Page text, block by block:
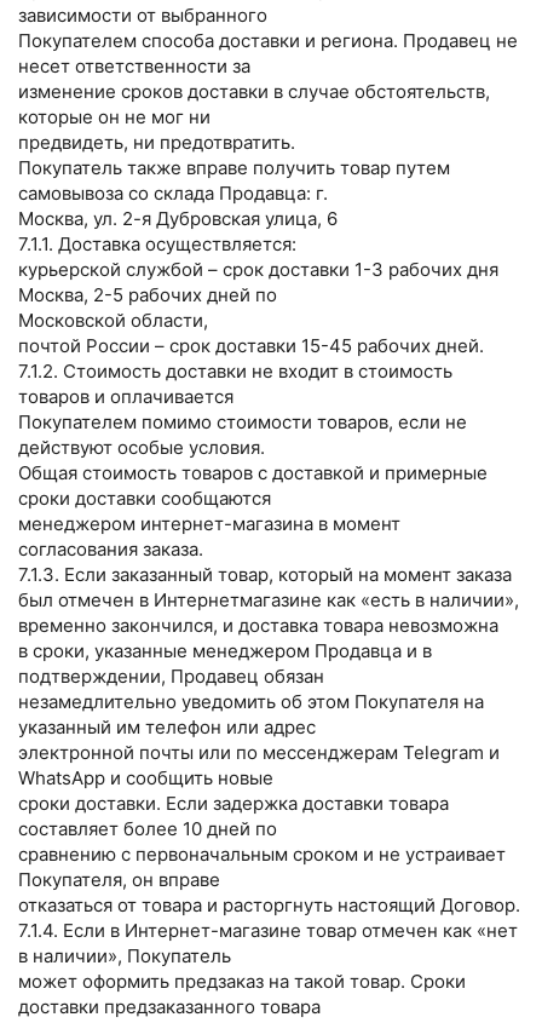
зависимости от выбранного
Покупателем способа доставки и региона. Продавец не
несет ответственности за
изменение сроков доставки в случае обстоятельств,
которые он не мог ни
предвидеть, ни предотвратить.
Покупатель также вправе получить товар путем
самовывоза со склада Продавца: г.
Москва, ул. 2-я Дубровская улица, 6
7.1.1. Доставка осуществляется:
курьерской службой – срок доставки 1-3 рабочих дня
Москва, 2-5 рабочих дней по
Московской области,
почтой России – срок доставки 15-45 рабочих дней.
7.1.2. Стоимость доставки не входит в стоимость
товаров и оплачивается
Покупателем помимо стоимости товаров, если не
действуют особые условия.
Общая стоимость товаров с доставкой и примерные
сроки доставки сообщаются
менеджером интернет-магазина в момент
согласования заказа.
7.1.3. Если заказанный товар, который на момент заказа
был отмечен в Интернетмагазине как «есть в наличии»,
временно закончился, и доставка товара невозможна
в сроки, указанные менеджером Продавца и в
подтверждении, Продавец обязан
незамедлительно уведомить об этом Покупателя на
указанный им телефон или адрес
электронной почты или по мессенджерам Telegram и
WhatsApp и сообщить новые
сроки доставки. Если задержка доставки товара
составляет более 10 дней по
сравнению с первоначальным сроком и не устраивает
Покупателя, он вправе
отказаться от товара и расторгнуть настоящий Договор.
7.1.4. Если в Интернет-магазине товар отмечен как «нет
в наличии», Покупатель
может оформить предзаказ на такой товар. Сроки
доставки предзаказанного товара